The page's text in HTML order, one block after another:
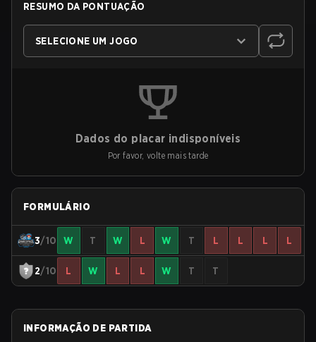
RESUMO DA PONTUAÇÃO
SELECIONE UM JOGO
Dados do placar indisponíveis
Por favor, volte mais tarde
FORMULÁRIO
3/10 W T W L W T L L L L
2/10 L W L L W T T
INFORMAÇÃO DE PARTIDA